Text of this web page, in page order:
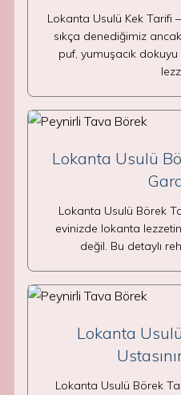
Lokanta Usulü Kek Tarifi
sıkça denediğimiz
puf, yumuşacık
Lokanta Usulü
Lokanta Usulü Börek
evinizde lokanta
değil. Bu detaylı
Lokanta
Lokanta Usulü Börek